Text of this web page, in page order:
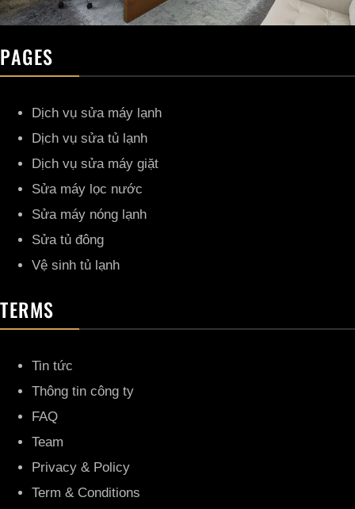
PAGES
Dịch vụ sửa máy lạnh
Dịch vụ sửa tủ lạnh
Dịch vụ sửa máy giặt
Sửa máy lọc nước
Sửa máy nóng lạnh
Sửa tủ đông
Vệ sinh tủ lạnh
TERMS
Tin tức
Thông tin công ty
FAQ
Team
Privacy & Policy
Term & Conditions